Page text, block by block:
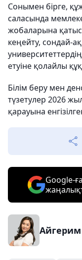
Сонымен бірге,
саласында
жобаларына
кеңейту, сондай-
етуіне қолайлы
Білім беру мен
түзетулер 2026
қарауына
Google-